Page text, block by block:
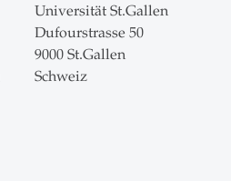
Universität St.Gallen
Dufourstrasse 50
9000 St.Gallen
Schweiz